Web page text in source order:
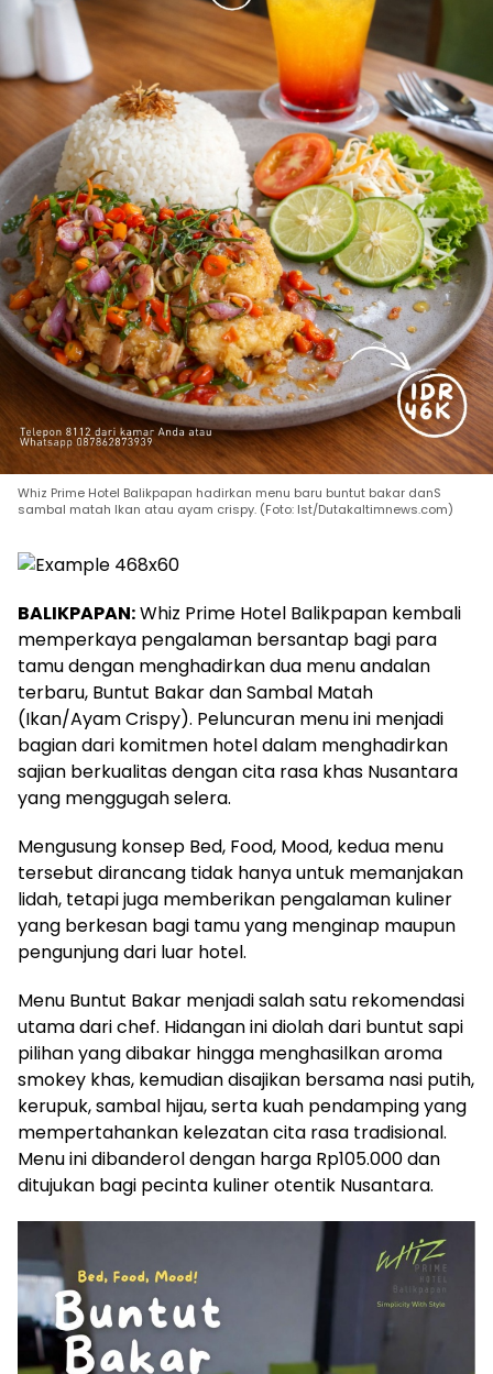
Whiz Prime Hotel Balikpapan hadirkan menu baru buntut bakar danS
sambal matah Ikan atau ayam crispy. (Foto: Ist/Dutakaltimnews.com)
BALIKPAPAN:Whiz Prime Hotel Balikpapan kembali
memperkaya pengalaman bersantap bagi para
tamu dengan menghadirkan dua menu andalan
terbaru, Buntut Bakar dan Sambal Matah
(Ikan/Ayam Crispy). Peluncuran menu ini menjadi
bagian dari komitmen hotel dalam menghadirkan
sajian berkualitas dengan cita rasa khas Nusantara
yang menggugah selera.
Mengusung konsep Bed, Food, Mood, kedua menu
tersebut dirancang tidak hanya untuk memanjakan
lidah, tetapi juga memberikan pengalaman kuliner
yang berkesan bagi tamu yang menginap maupun
pengunjung dari luar hotel.
Menu Buntut Bakar menjadi salah satu rekomendasi
utama dari chef. Hidangan ini diolah dari buntut sapi
pilihan yang dibakar hingga menghasilkan aroma
smokey khas, kemudian disajikan bersama nasi putih,
kerupuk, sambal hijau, serta kuah pendamping yang
mempertahankan kelezatan cita rasa tradisional.
Menu ini dibanderol dengan harga Rp105.000 dan
ditujukan bagi pecinta kuliner otentik Nusantara.